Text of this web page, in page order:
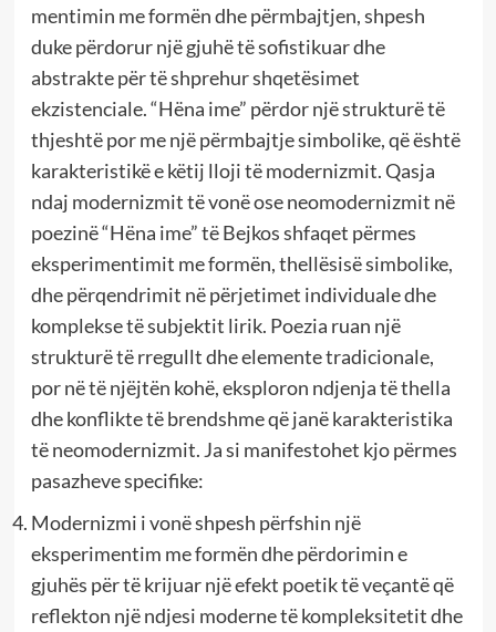
mentimin me formën dhe përmbajtjen, shpesh
duke përdorur një gjuhë të sofistikuar dhe
abstrakte për të shprehur shqetësimet
ekzistenciale. “Hëna ime” përdor një strukturë të
thjeshtë por me një përmbajtje simbolike, që është
karakteristikë e këtij lloji të modernizmit. Qasja
ndaj modernizmit të vonë ose neomodernizmit në
poezinë “Hëna ime” të Bejkos shfaqet përmes
eksperimentimit me formën, thellësisë simbolike,
dhe përqendrimit në përjetimet individuale dhe
komplekse të subjektit lirik. Poezia ruan një
strukturë të rregullt dhe elemente tradicionale,
por në të njëjtën kohë, eksploron ndjenja të thella
dhe konflikte të brendshme që janë karakteristika
të neomodernizmit. Ja si manifestohet kjo përmes
pasazheve specifike:
Modernizmi i vonë shpesh përfshin një
eksperimentim me formën dhe përdorimin e
gjuhës për të krijuar një efekt poetik të veçantë që
reflekton një ndjesi moderne të kompleksitetit dhe